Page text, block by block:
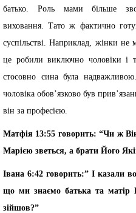
батько. Роль мами більше
виховання. Тато ж фактично
суспільстві. Наприклад, жінки не
це робили виключно чоловіки і
стосовно сина була
чоловіка обов’язково був
він за професією.
Матфія 13:55 говорить: “Чи ж
Марією зветься, а брати Його
Iвана 6:42 говорить:” І казали
що ми знаємо батька та
зійшов?”